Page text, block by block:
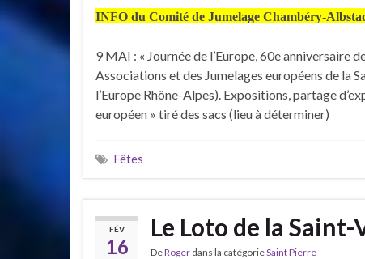
INFO du Comité de Jumelage Chambéry-
9 MAI : « Journée de l’Europe, 60e anniversaire
Associations et des Jumelages européens de la
l’Europe Rhône-Alpes). Expositions, partage
européen » tiré des sacs (lieu à déterminer)
Fêtes
FÉV
16
Le Loto de la
DeRoger dans la catégorieSaint Pierre